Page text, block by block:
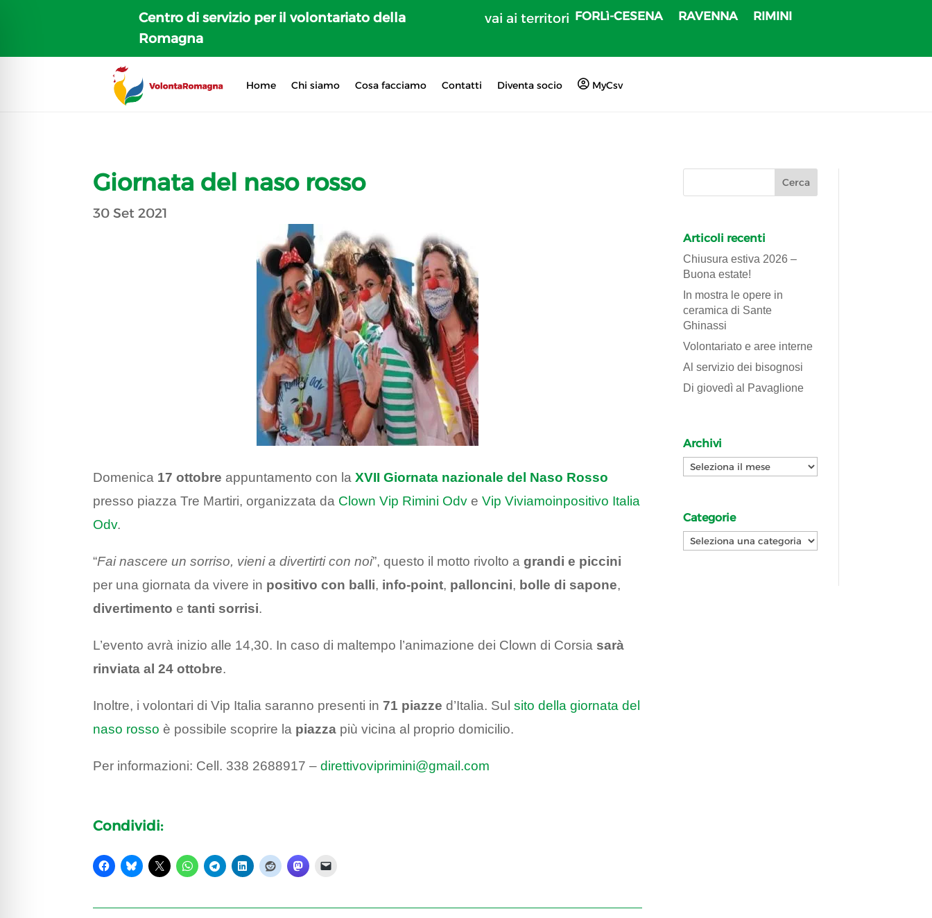
Centro di servizio per il volontariato della
Romagna
vai ai territori FORLì-CESENA RAVENNA RIMINI
Home Chi siamo Cosa facciamo Contatti Diventa socio MyCsv
Giornata del naso rosso
30 Set 2021
Domenica 17 ottobre appuntamento con laXVII Giornata nazionale del Naso Rosso
presso piazza Tre Martiri, organizzata da Clown Vip Rimini Odv eVip Viviamoinpositivo Italia
Odv.
“Fai nascere un sorriso, vieni a divertirti con noi”, questo il motto rivolto agrandi e piccini
per una giornata da vivere in positivo con balli, info-point, palloncini, bolle di sapone,
divertimento etanti sorrisi.
L’evento avrà inizio alle 14,30. In caso di maltempo l’animazione dei Clown di Corsia sarà
rinviata al 24 ottobre.
Inoltre, i volontari di Vip Italia saranno presenti in71 piazzed’Italia. Sulsito della giornata del
naso rosso è possibile scoprire la piazza più vicina al proprio domicilio.
Per informazioni: Cell. 338 2688917 –direttivoviprimini@gmail.com
Condividi:
Articoli recenti
Chiusura estiva 2026 –
Buona estate!
In mostra le opere in
ceramica di Sante
Ghinassi
Volontariato e aree interne
Al servizio dei bisognosi
Di giovedì al Pavaglione
Archivi
Archivi
Categorie
Categorie